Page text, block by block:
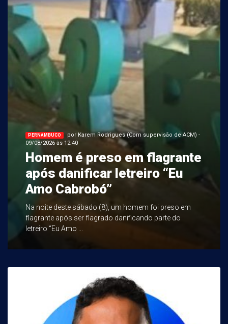
PERNAMBUCO
por Karem Rodrigues (Com supervisão de ACM) -
09/08/2026 às 12:40
Homem é preso em flagrante
após danificar letreiro “Eu
Amo Cabrobó”
Na noite deste sábado (8), um homem foi preso em
flagrante após ser flagrado danificando parte do
letreiro “Eu Amo ...